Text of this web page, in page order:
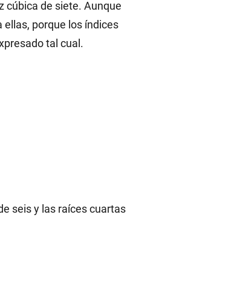
cúbica de siete. Aunque
porque los índices
tal cual.
seis y las raíces cuartas